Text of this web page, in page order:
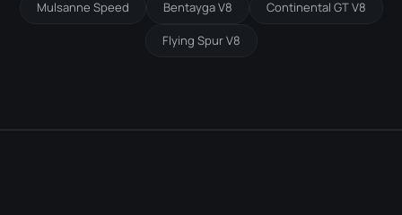
Mulsanne Speed Bentayga V8 Continental GT V8
Flying Spur V8